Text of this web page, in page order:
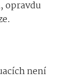
opravdu
není